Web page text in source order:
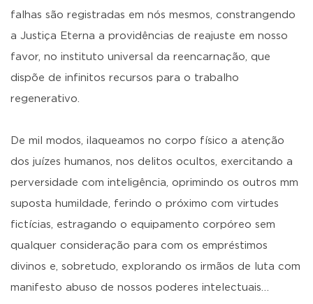
falhas são registradas em nós mesmos, constrangendo
a Justiça Eterna a providências de reajuste em nosso
favor, no instituto universal da reencarnação, que
dispõe de infinitos recursos para o trabalho
regenerativo.
De mil modos, ilaqueamos no corpo físico a atenção
dos juízes humanos, nos delitos ocultos, exercitando a
perversidade com inteligência, oprimindo os outros mm
suposta humildade, ferindo o próximo com virtudes
fictícias, estragando o equipamento corpóreo sem
qualquer consideração para com os empréstimos
divinos e, sobretudo, explorando os irmãos de luta com
manifesto abuso de nossos poderes intelectuais…